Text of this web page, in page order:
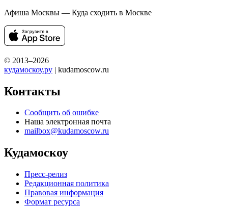
Афиша Москвы — Куда сходить в Москве
© 2013–2026
кудамоскоу.ру | kudamoscow.ru
Контакты
Сообщить об ошибке
Наша электронная почта
mailbox@kudamoscow.ru
Кудамоскоу
Пресс-релиз
Редакционная политика
Правовая информация
Формат ресурса